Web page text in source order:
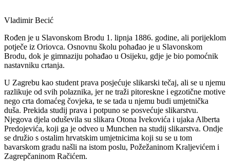
Vladimir Becić
Rođen je u Slavonskom Brodu 1. lipnja 1886. godine, ali porijeklom
potječe iz Oriovca. Osnovnu školu pohađao je u Slavonskom
Brodu, dok je gimnaziju pohađao u Osijeku, gdje je bio pomoćnik
nastavniku crtanja.
U Zagrebu kao student prava posjećuje slikarski tečaj, ali se u njemu
razlikuje od svih polaznika, jer ne traži pitoreskne i egzotične motive
nego crta domaćeg čovjeka, te se tada u njemu budi umjetnička
duša. Prekida studij prava i potpuno se posvećuje slikarstvu.
Njegova djela oduševila su slikara Otona Ivekovića i ujaka Alberta
Predojevića, koji ga je odveo u Munchen na studij slikarstva. Ondje
se družio s ostalim hrvatskim umjetnicima koji su se u tom
bavarskom gradu našli na istom poslu, Požežaninom Kraljevićem i
Zagrepčaninom Račićem.